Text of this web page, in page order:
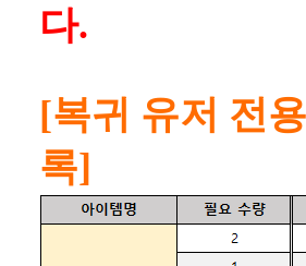
다.
[복귀 유저 전
록]